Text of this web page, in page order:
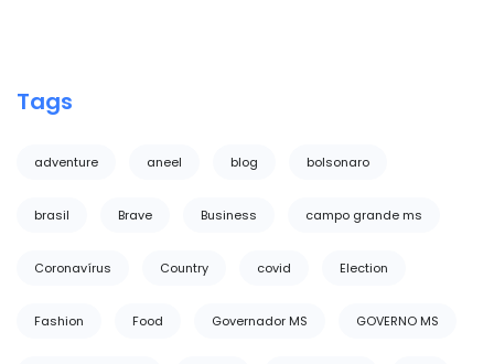
Tags
adventure aneel blog bolsonaro
brasil Brave Business campo grande ms
Coronavírus Country covid Election
Fashion Food Governador MS GOVERNO MS